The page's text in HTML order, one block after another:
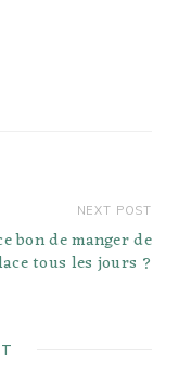
NEXT POST
bon de manger de
tous les jours ?